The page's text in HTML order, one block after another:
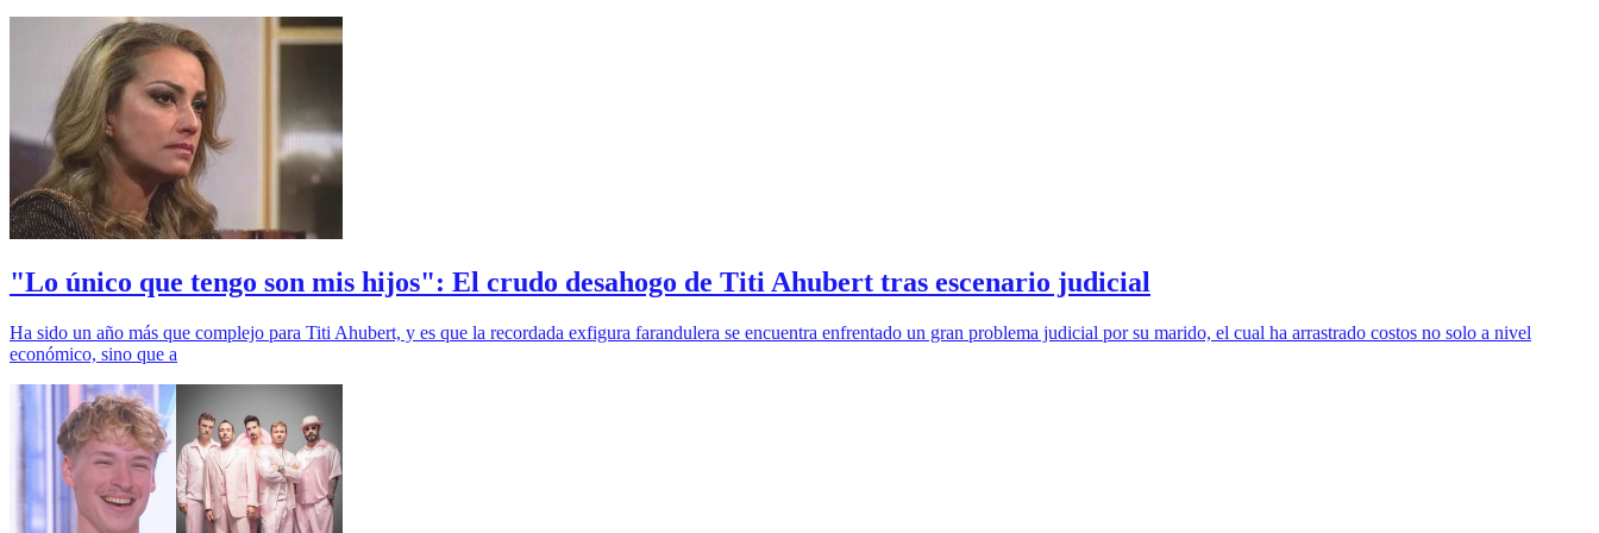
"Lo único que tengo son mis hijos": El crudo desahogo de Titi Ahubert tras escenario judicial
Ha sido un año más que complejo para Titi Ahubert, y es que la recordada exfigura farandulera se encuentra enfrentado un gran problema judicial por su marido, el cual ha arrastrado costos no solo a nivel
económico, sino que a